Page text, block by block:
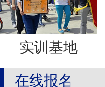
实训基地
在线报名